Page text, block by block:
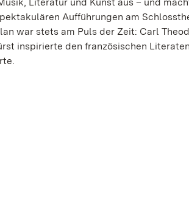
Aufführungen am
war stets am Puls der Zeit: Carl
inspirierte den französischen